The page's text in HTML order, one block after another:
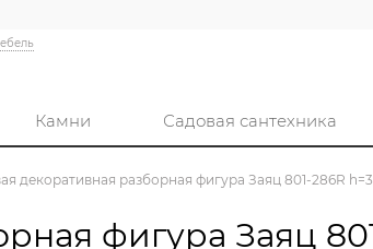
Камни Садовая сантехника
декоративная разборная фигура Заяц 801-286R
фигура Заяц